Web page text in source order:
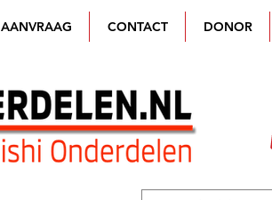
AANVRAAG CONTACT DONOR